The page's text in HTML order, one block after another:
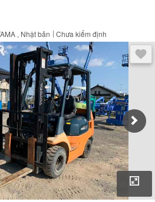
, Nhật bản Chưa kiểm định